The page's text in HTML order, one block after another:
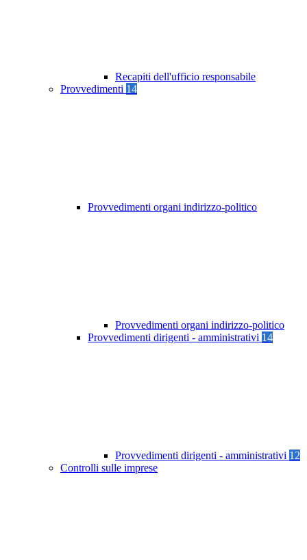
Recapiti dell'ufficio responsabile
Provvedimenti 14
Provvedimenti organi indirizzo-politico
Provvedimenti organi indirizzo-politico
Provvedimenti dirigenti - amministrativi 14
Provvedimenti dirigenti - amministrativi 12
Controlli sulle imprese